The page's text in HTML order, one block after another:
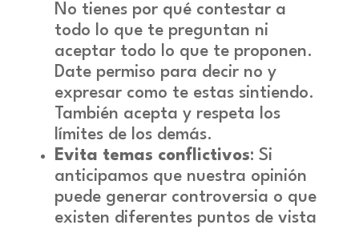
No tienes por qué contestar a
todo lo que te preguntan ni
aceptar todo lo que te proponen.
Date permiso para decir no y
expresar como te estas sintiendo.
También acepta y respeta los
límites de los demás.
Evita temas conflictivos: Si
anticipamos que nuestra opinión
puede generar controversia o que
existen diferentes puntos de vista